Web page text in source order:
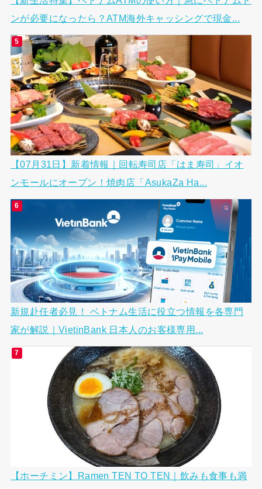
ンが必要になったら？ATM海外キャッシングで現金...
【07月31日】新着情報｜回転寿司店「はま寿司」イオ
ンモールにオープン！焼肉店「AsukaZa Ha...
新規赴任者必見！ ベトナム生活に役立つ情報を各専門
家が解説｜VietinBank 日本人のお客様専用...
【ホーチミン】Ramen TEN TO TEN｜飲みも食事も満